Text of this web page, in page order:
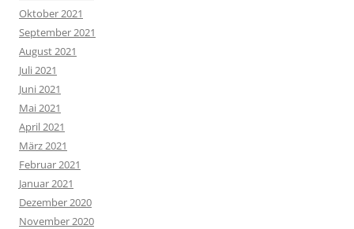
Oktober 2021
September 2021
August 2021
Juli 2021
Juni 2021
Mai 2021
April 2021
März 2021
Februar 2021
Januar 2021
Dezember 2020
November 2020